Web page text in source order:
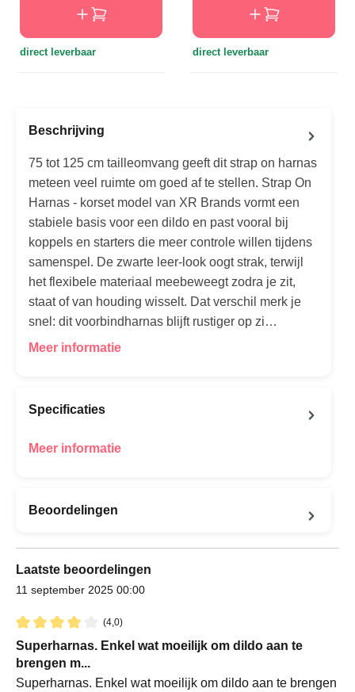
direct leverbaar direct leverbaar
Beschrijving
75 tot 125 cm tailleomvang geeft dit strap on harnas
meteen veel ruimte om goed af te stellen. Strap On
Harnas - korset model van XR Brands vormt een
stabiele basis voor een dildo en past vooral bij
koppels en starters die meer controle willen tijdens
samenspel. De zwarte leer-look oogt strak, terwijl
het flexibele materiaal meebeweegt zodra je zit,
staat of van houding wisselt. Dat verschil merk je
snel: dit voorbindharnas blijft rustiger op zi…
Meer informatie
Specificaties
Meer informatie
Beoordelingen
Laatste beoordelingen
11 september 2025 00:00
(4,0)
Recensie met een waardering van 4 van de 5 sterren
Superharnas. Enkel wat moeilijk om dildo aan te
brengen m...
Superharnas. Enkel wat moeilijk om dildo aan te brengen